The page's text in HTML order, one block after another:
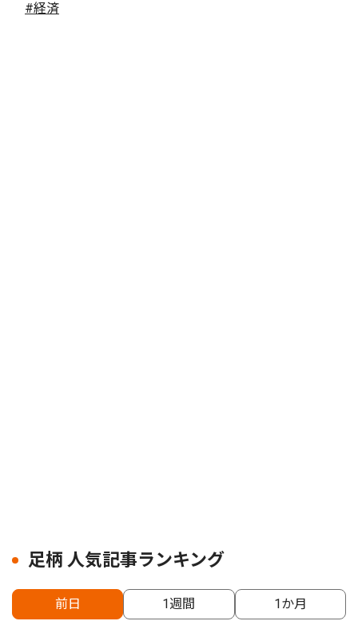
#経済
足柄 人気記事ランキング
前日 1週間 1か月